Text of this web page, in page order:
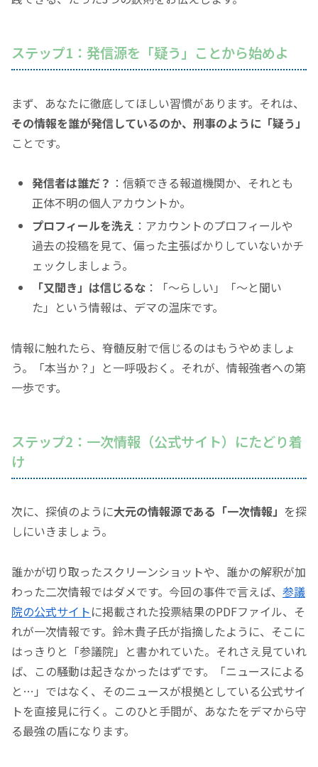
ステップ1：発信源を 「疑う」 ことから始めよ
まず、あなたに徹底してほしい習慣があります。それは、
その情報を誰が発信しているのか、刑事のように 「疑う」
ことです。
発信者は誰だ？ ：信頼できる報道機関か、それとも
正体不明の個人アカウントか。
プロフィールを洗え ：アカウントのプロフィールや
過去の投稿を見て、偏った主張ばかりしていないかチ
ェックしましょう。
「又聞き」 は信じるな ： 「〜らしい」
「〜と聞い
た」 という情報は、デマの温床です。
情報に触れたら、脊髄反射で信じるのはもうやめましょ
う。
「本当か？」 と一呼吸おく。それが、情報強者への第
一歩です。
ステップ2：一次情報（公式サイト）にたどり着
け
次に、探偵のように大元の情報源である 「一次情報」 を探
しにいきましょう。
誰かが切り取ったスクリーンショットや、誰かの解釈が加
わった二次情報ではダメです。今回の事件で言えば、 参議
院の公式サイトに掲載された投票結果のPDFファイル、そ
れが一次情報です。鈴木貴子氏が指摘したように、そこに
はっきりと 「参議院」 と書かれていた。それさえ見ていれ
ば、この騒動は起きなかったはずです。
「ニュースによる
と…」 ではなく、そのニュースが根拠としている公式サイ
トを直接見に行く。このひと手間が、あなたをデマから守
る最強の盾になります。